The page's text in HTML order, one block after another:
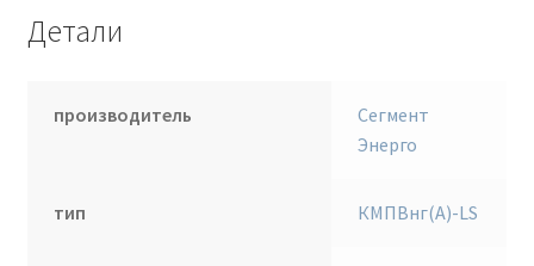
Детали
производитель
Сегмент
Энерго
тип КМПВнг(А)-LS